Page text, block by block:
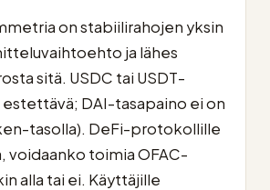
on stabiilirahojen yksin
ja lähes
sitä. USDC tai USDT-
DAI-tasapaino ei on
tasolla). DeFi-protokollille
voidaanko toimia OFAC-
alla tai ei. Käyttäjille